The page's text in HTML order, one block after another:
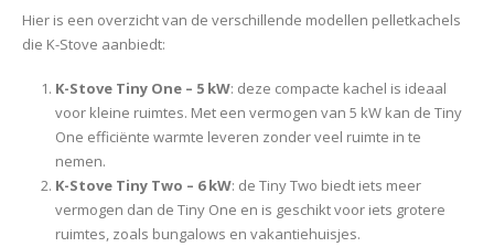
Hier is een overzicht van de verschillende modellen pelletkachels
die K-Stove aanbiedt:
K-Stove Tiny One – 5 kW: deze compacte kachel is ideaal
voor kleine ruimtes. Met een vermogen van 5 kW kan de Tiny
One efficiënte warmte leveren zonder veel ruimte in te
nemen.
K-Stove Tiny Two – 6 kW: de Tiny Two biedt iets meer
vermogen dan de Tiny One en is geschikt voor iets grotere
ruimtes, zoals bungalows en vakantiehuisjes.